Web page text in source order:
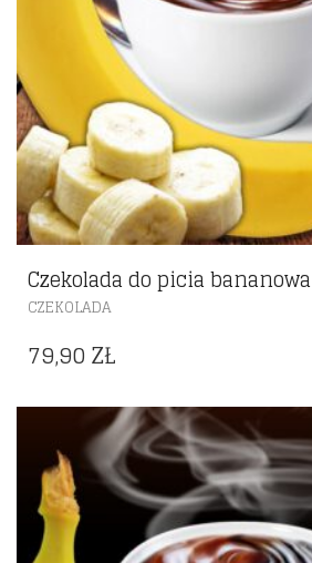
Czekolada do picia bananowa
CZEKOLADA
79,90ZŁ